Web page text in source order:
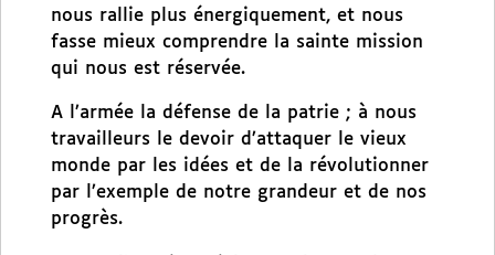
nous rallie plus énergiquement, et nous
fasse mieux comprendre la sainte mission
qui nous est réservée.
A l’armée la défense de la patrie ; à nous
travailleurs le devoir d’attaquer le vieux
monde par les idées et de la révolutionner
par l’exemple de notre grandeur et de nos
progrès.